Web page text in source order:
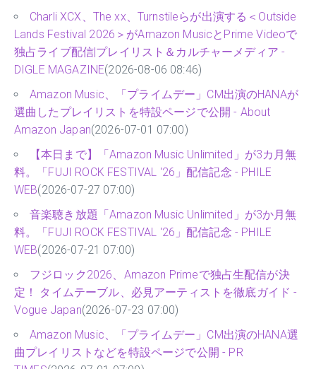
Charli XCX、The xx、Turnstileらが出演する＜Outside
Lands Festival 2026＞がAmazon MusicとPrime Videoで
独占ライブ配信|プレイリスト＆カルチャーメディア -
DIGLE MAGAZINE(2026-08-06 08:46)
Amazon Music、「プライムデー」CM出演のHANAが
選曲したプレイリストを特設ページで公開 - About
Amazon Japan(2026-07-01 07:00)
【本日まで】「Amazon Music Unlimited」が3カ月無
料。「FUJI ROCK FESTIVAL '26」配信記念 - PHILE
WEB(2026-07-27 07:00)
音楽聴き放題「Amazon Music Unlimited」が3か月無
料。「FUJI ROCK FESTIVAL '26」配信記念 - PHILE
WEB(2026-07-21 07:00)
フジロック2026、Amazon Primeで独占生配信が決
定！ タイムテーブル、必見アーティストを徹底ガイド -
Vogue Japan(2026-07-23 07:00)
Amazon Music、「プライムデー」CM出演のHANA選
曲プレイリストなどを特設ページで公開 - PR